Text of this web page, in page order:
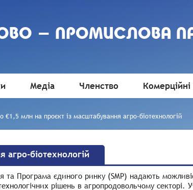
- ПРОМИСЛОВА
Медіа Членство Комерційні
€1,5 млн на проєкт із масштабування агро-біотехнологій
агро-біотехнологій
та Програма єдиного ринку (SMP) надають
рішень в агропродовольчому